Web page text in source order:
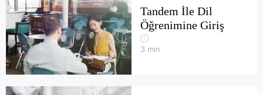
Tandem İle Dil
Öğrenimine Giriş
3 min